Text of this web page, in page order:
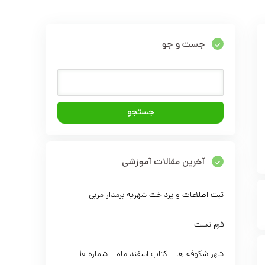
جست و جو
آخرین مقالات آموزشی
ثبت اطلاعات و پرداخت شهریه برمدار مربی
فرم تست
شهر شکوفه ها – کتاب اسفند ماه – شماره 10